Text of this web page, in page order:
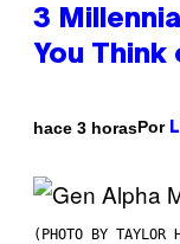
3
You Think
hace 3 horasPor
(PHOTO BY TAYLOR